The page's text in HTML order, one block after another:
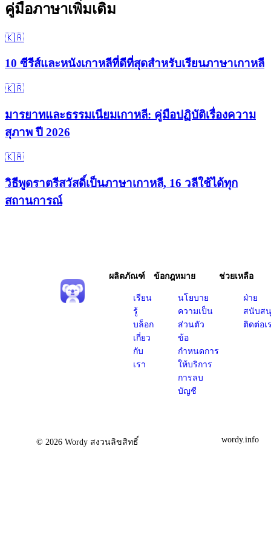
คู่มือภาษาเพิ่มเติม
🇰🇷
10 ซีรีส์และหนังเกาหลีที่ดีที่สุดสำหรับเรียนภาษาเกาหลี
🇰🇷
มารยาทและธรรมเนียมเกาหลี: คู่มือปฏิบัติเรื่องความ
สุภาพ ปี 2026
🇰🇷
วิธีพูดราตรีสวัสดิ์เป็นภาษาเกาหลี, 16 วลีใช้ได้ทุก
สถานการณ์
ผลิตภัณฑ์
เรียน
รู้
บล็อก
เกี่ยว
กับ
เรา
ข้อกฎหมาย
นโยบาย
ความเป็น
ส่วนตัว
ข้อ
กำหนดการ
ให้บริการ
การลบ
บัญชี
ช่วยเหลือ
ฝ่าย
สนับส
ติดต่อเ
© 2026 Wordy สงวนลิขสิทธิ์ wordy.info